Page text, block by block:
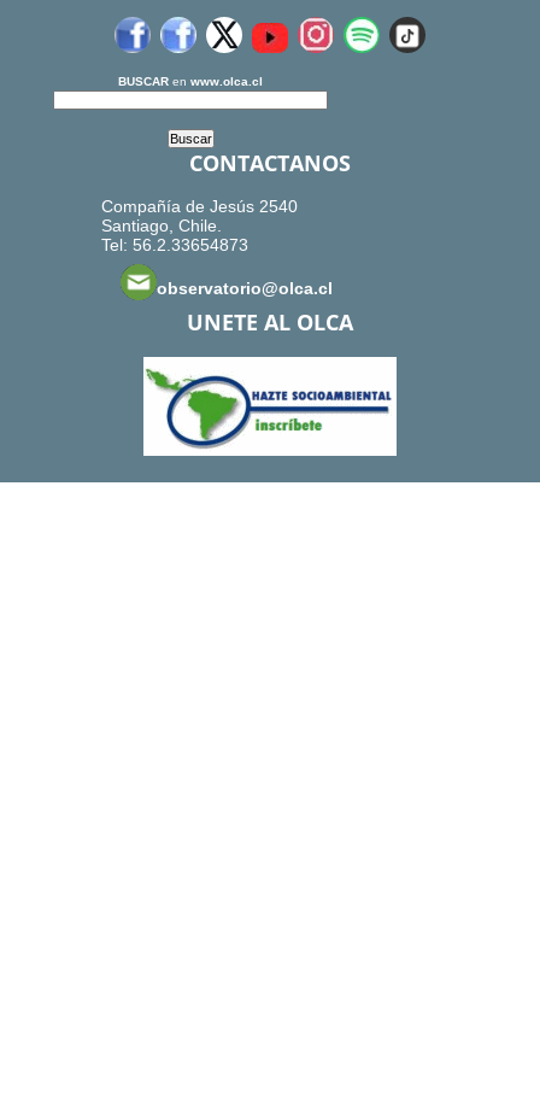
BUSCAR en www.olca.cl
CONTACTANOS
Compañía de Jesús 2540
Santiago, Chile.
Tel: 56.2.33654873
observatorio@olca.cl
UNETE AL OLCA